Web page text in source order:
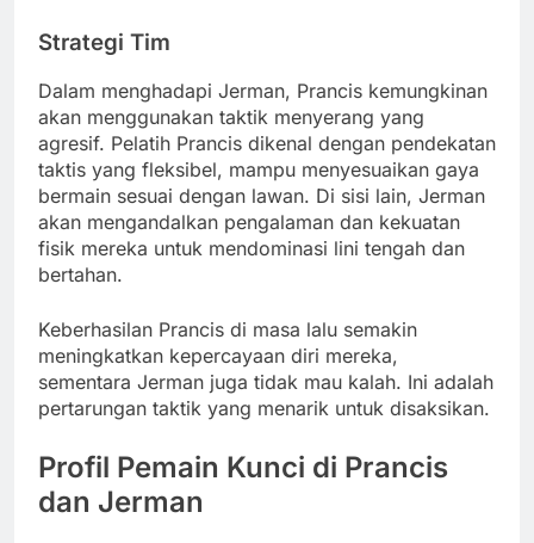
Strategi Tim
Dalam menghadapi Jerman, Prancis kemungkinan
akan menggunakan taktik menyerang yang
agresif. Pelatih Prancis dikenal dengan pendekatan
taktis yang fleksibel, mampu menyesuaikan gaya
bermain sesuai dengan lawan. Di sisi lain, Jerman
akan mengandalkan pengalaman dan kekuatan
fisik mereka untuk mendominasi lini tengah dan
bertahan.
Keberhasilan Prancis di masa lalu semakin
meningkatkan kepercayaan diri mereka,
sementara Jerman juga tidak mau kalah. Ini adalah
pertarungan taktik yang menarik untuk disaksikan.
Profil Pemain Kunci di Prancis
dan Jerman